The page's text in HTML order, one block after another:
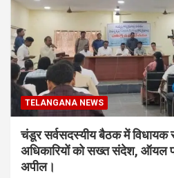
TELANGANA NEWS
चंडूर सर्वसदस्यीय बैठक में विधायक
अधिकारियों को सख्त संदेश, ऑयल
अपील।